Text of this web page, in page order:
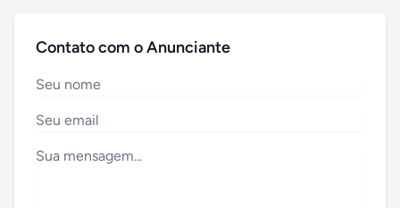
Contato com o Anunciante